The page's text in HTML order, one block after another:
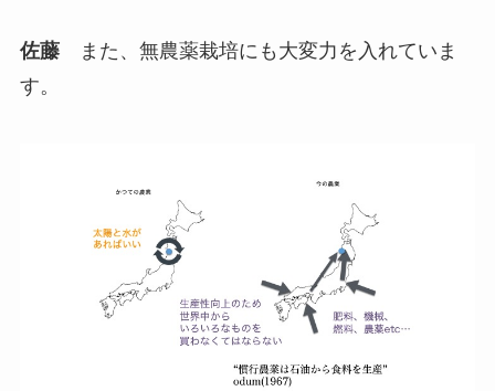
佐藤
また、無農薬栽培にも大変力を入れていま
す。